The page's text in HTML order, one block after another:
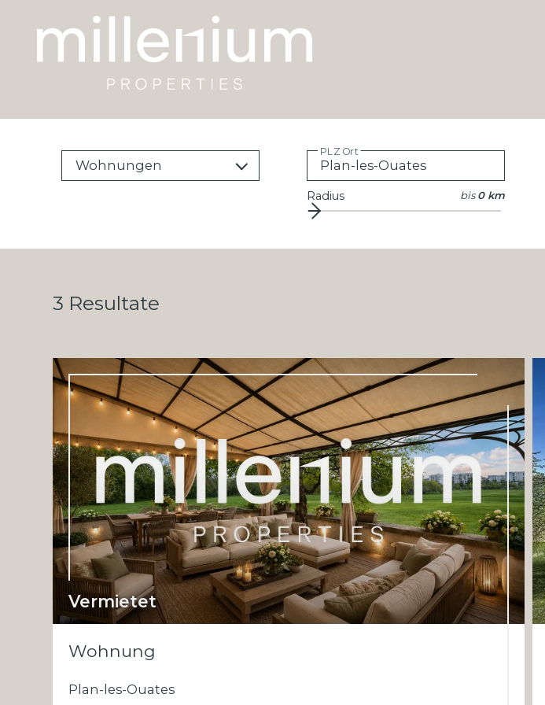
Wohnungen
PLZ Ort
Radius bis0 km
3 Resultate
Vermietet
Wohnung
Plan-les-Ouates